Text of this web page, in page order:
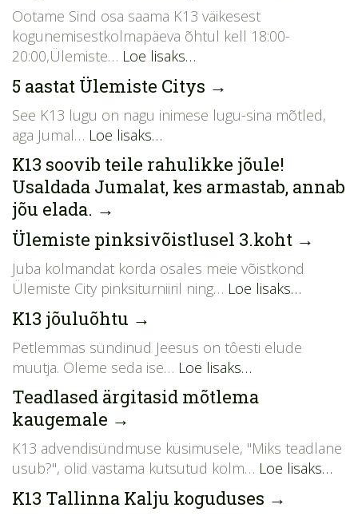
Ootame Sind osa saama K13 väikesest
kogunemisestkolmapäeva õhtul kell 18:00-
20:00,Ülemiste… Loe lisaks…
5 aastat Ülemiste Citys →
See K13 lugu on nagu inimese lugu-sina mõtled,
aga Jumal… Loe lisaks…
K13 soovib teile rahulikke jõule!
Usaldada Jumalat, kes armastab, annab
jõu elada. →
Ülemiste pinksivõistlusel 3.koht →
Juba kolmandat korda osales meie võistkond
Ülemiste City pinksiturniiril ning… Loe lisaks…
K13 jõuluõhtu →
Petlemmas sündinud Jeesus on tôesti elude
muutja. Oleme seda ise… Loe lisaks…
Teadlased ärgitasid mõtlema
kaugemale →
K13 advendisündmuse küsimusele, "Miks teadlane
usub?", olid vastama kutsutud kolm… Loe lisaks…
K13 Tallinna Kalju koguduses →